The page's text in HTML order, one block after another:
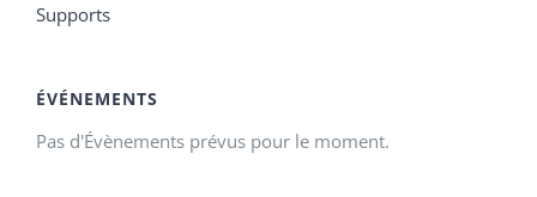
Supports
ÉVÉNEMENTS
Pas d'Évènements prévus pour le moment.